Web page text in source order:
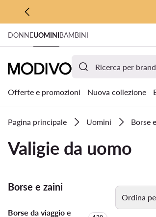
VAI AL CONTENUTO PRINCIPALE
VAI ALLA RICERCA
DONNEUOMINIBAMBINI
Offerte e promozioni Nuova collezione
Pagina principale Uomini Borse
Valigie da uomo
Borse e zaini
Borse da viaggio e
Ordina